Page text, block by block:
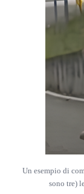
Un esempio di
sono tre)